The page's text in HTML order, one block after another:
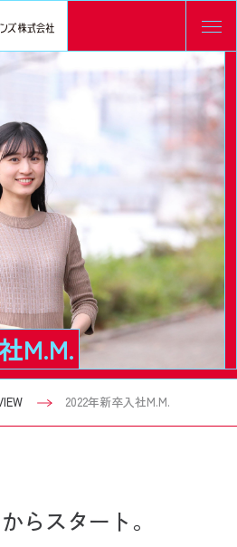
M.M.
2022年新卒入社M.M.
らスタート。